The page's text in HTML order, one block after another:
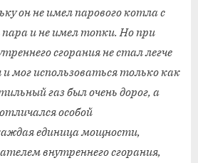
он не имел парового котла с
и не имел топки. Но при
сгорания не стал легче
и мог использоваться только как
газ был очень дорог, а
особой
единица мощности,
внутреннего сгорания,